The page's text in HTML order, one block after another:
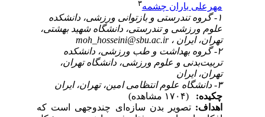
مهرعلی باران چشمه
۱- گروه تندرستی و بازتوانی ورزشی، دانشکده
علوم ورزشی و تندرستی، دانشگاه شهید بهشتی،
تهران، ایران ، moh_hosseini@sbu.ac.ir
۲- گروه بهداشت و طب ورزشی، دانشکده
تربیت‌بدنی و علوم ورزشی، دانشگاه تهران،
تهران، ایران
۳- دانشگاه علوم انتظامی امین، تهران، ایران
چکیده:
اهداف: تصویر بدن سازه‌ای چندوجهی است که